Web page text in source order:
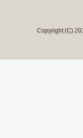
Copyright (C)